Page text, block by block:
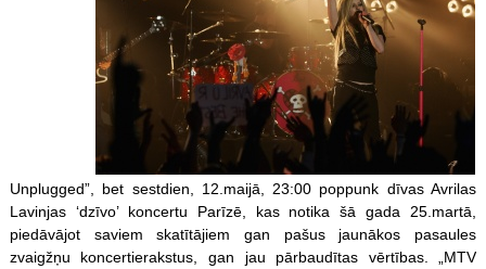
Unplugged”, bet sestdien, 12.maijā, 23:00 poppunk dīvas Avrilas
Lavinjas ‘dzīvo’ koncertu Parīzē, kas notika šā gada 25.martā,
piedāvājot saviem skatītājiem gan pašus jaunākos pasaules
zvaigžņu koncertierakstus, gan jau pārbaudītas vērtības. „MTV